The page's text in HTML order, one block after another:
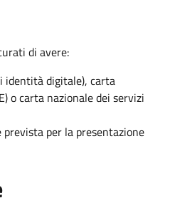
di avere:
identità digitale), carta
o carta nazionale dei servizi
per la presentazione